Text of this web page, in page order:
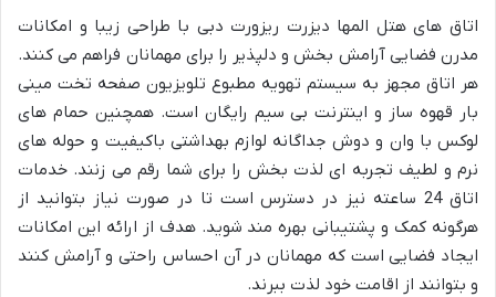
اتاق های هتل المها دیزرت ریزورت دبی با طراحی زیبا و امکانات
مدرن فضایی آرامش بخش و دلپذیر را برای مهمانان فراهم می کنند.
هر اتاق مجهز به سیستم تهویه مطبوع تلویزیون صفحه تخت مینی
بار قهوه ساز و اینترنت بی سیم رایگان است. همچنین حمام های
لوکس با وان و دوش جداگانه لوازم بهداشتی باکیفیت و حوله های
نرم و لطیف تجربه ای لذت بخش را برای شما رقم می زنند. خدمات
اتاق 24 ساعته نیز در دسترس است تا در صورت نیاز بتوانید از
هرگونه کمک و پشتیبانی بهره مند شوید. هدف از ارائه این امکانات
ایجاد فضایی است که مهمانان در آن احساس راحتی و آرامش کنند
و بتوانند از اقامت خود لذت ببرند.